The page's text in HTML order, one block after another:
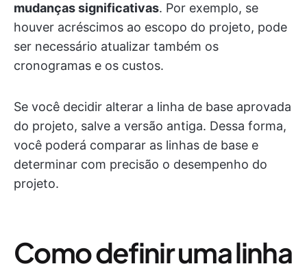
mudanças significativas. Por exemplo, se
houver acréscimos ao escopo do projeto, pode
ser necessário atualizar também os
cronogramas e os custos.
Se você decidir alterar a linha de base aprovada
do projeto, salve a versão antiga. Dessa forma,
você poderá comparar as linhas de base e
determinar com precisão o desempenho do
projeto.
Como definir uma linha